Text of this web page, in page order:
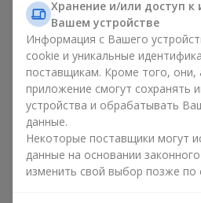
изящные сочетания с
яркие букеты с побегами
Единственный нюанс:
доступные для продажи только в
Классический букет с
природную форму и цветовую
Хранение и/или доступ
Вашем устройстве
Информация с Вашего
cookie и уникальные
поставщикам. Кроме того, они,
приложение смогут сохранять
устройства и обрабатывать
данные.
Некоторые поставщики могут
данные на основании
изменить свой выбор позже по